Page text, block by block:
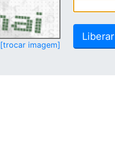
[trocar imagem]